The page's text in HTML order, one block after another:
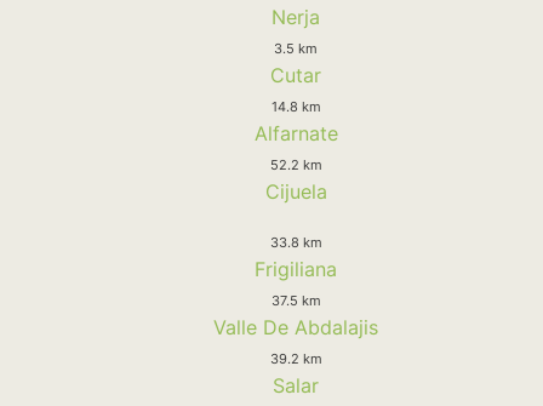
Nerja
3.5 km
Cutar
14.8 km
Alfarnate
52.2 km
Cijuela
33.8 km
Frigiliana
37.5 km
Valle De Abdalajis
39.2 km
Salar